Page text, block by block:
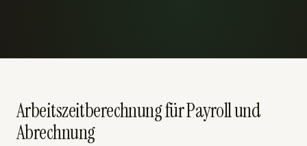
Arbeitszeitberechnung für Payroll und
Abrechnung